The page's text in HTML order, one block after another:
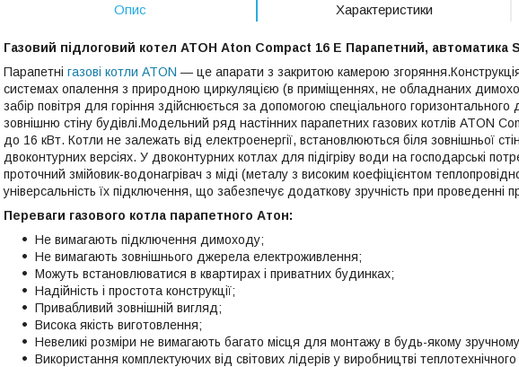
Опис Характеристики
Газовий підлоговий котел АТОН Aton Compact 16 Е Парапетний, автоматика
Парапетні газові котли ATON ― це апарати з закритою камерою
системах опалення з природною циркуляцією (в приміщеннях, не обладнаних
забір повітря для горіння здійснюється за допомогою спеціального
зовнішню стіну будівлі.Модельний ряд настінних парапетних газових котлів ATON
до 16 кВт. Котли не залежать від електроенергії, встановлюються біля зовнішньої
двоконтурних версіях. У двоконтурних котлах для підігріву води на господарські
проточний змійовик-водонагрівач з міді (металу з високим коефіцієнтом
універсальність їх підключення, що забезпечує додаткову зручність при проведенні
Переваги газового котла парапетного Атон:
Не вимагають підключення димоходу;
Не вимагають зовнішнього джерела електроживлення;
Можуть встановлюватися в квартирах і приватних будинках;
Надійність і простота конструкції;
Привабливий зовнішній вигляд;
Висока якість виготовлення;
Невеликі розміри не вимагають багато місця для монтажу в будь-якому зручному
Використання комплектуючих від світових лідерів у виробництві